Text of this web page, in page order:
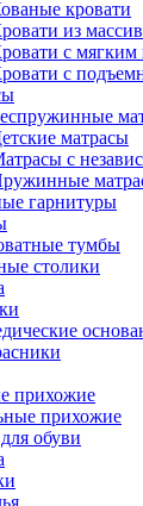
кровати
из
с мягким
с
матрасы
с
гарнитуры
тумбы
столики
прихожие
прихожие
обуви